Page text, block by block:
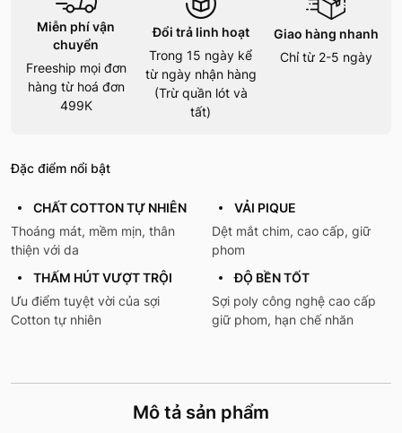
Miễn phí vận
chuyển
Freeship mọi đơn
hàng từ hoá đơn
499K
Đổi trả linh hoạt
Trong 15 ngày kể
từ ngày nhận hàng
(Trừ quần lót và
tất)
Giao hàng nhanh
Chỉ từ 2-5 ngày
Đặc điểm nổi bật
CHẤT COTTON TỰ NHIÊN
Thoáng mát, mềm mịn, thân
thiện với da
VẢI PIQUE
Dệt mắt chim, cao cấp, giữ
phom
THẤM HÚT VƯỢT TRỘI
Ưu điểm tuyệt vời của sợi
Cotton tự nhiên
ĐỘ BỀN TỐT
Sợi poly công nghệ cao cấp
giữ phom, hạn chế nhăn
Mô tả sản phẩm